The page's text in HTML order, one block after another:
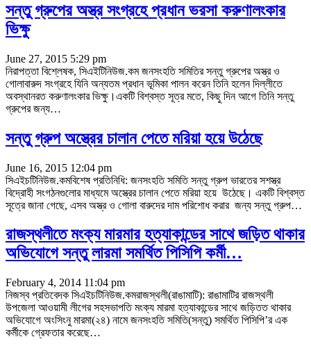
সন্তু গ্রুপের অস্ত্র সংগ্রহে প্রধান ভরসা করুণালংকার
ভিক্ষু
June 27, 2015 5:29 pm
নিরাপত্তা বিশ্লেষক, সিএইটিনিউজ.কম জনসংহতি সমিতির সন্তু গ্রুপের অস্ত্র ও
গোলাবারুদ সংগ্রহে যিনি অন্যতম প্রধান ভূমিকা পালন করেন তিনি হলেন দিল্লীতে
অবস্থানরত করুণালংকার ভিক্ষু।একটি বিশ্বস্ত সূত্র মতে, কিছু দিন আগে তিনি সন্তু
গ্রুপের জন্য…
সন্তু গ্রুপ অস্ত্রের চালান পেতে মরিয়া হয়ে উঠেছে
June 16, 2015 12:04 pm
সিএইচটিনিউজ.কমবিশেষ প্রতিনিধি: জনসংহতি সমিতি সন্তু গ্রুপ ভারতের সশস্ত্র
বিদ্রোহী সংগঠনগুলোর মাধ্যমে অস্ত্রের চালান পেতে মরিয়া হয়ে উঠেছে। একটি বিশ্বস্ত
সূত্রে জানা গেছে, এসব অস্ত্র ও গোলা বারুদের দাম পরিশোধ করার জন্য সন্তু গ্রুপ…
রাজস্থলীতে মংক্য মারমার হত্যাকান্ডের সাথে জড়িত থাকার
অভিযোগে সন্তু লারমা সমর্থিত পিসিপি কর্মী…
February 4, 2014 11:04 pm
নিজস্ব প্রতিবেদক সিএইচটিনিউজ.কমরাজস্থলী(রাঙামাটি): রাঙামাটির রাজস্থলী
উপজেলা আওয়ামী লীগের সহসভাপতি মংক্য মারমা হত্যাকান্ডের সাথে জড়িতত থাকার
অভিযোগে অংসিংনু মারমা(২৪) নামে জনসংহতি সমিতি(সন্তু) সমর্থিত পিসিপি’র এক
কর্মীকে গ্রেফতার করেছে…